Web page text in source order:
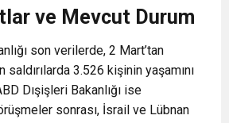
ve Mevcut Durum
son verilerde, 2 Mart’tan
3.526 kişinin yaşamını
Dışişleri Bakanlığı ise
sonrası, İsrail ve Lübnan